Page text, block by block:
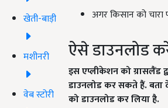
खेती-बाड़ी
मशीनरी
वेब स्टोरी
अगर किसान को
ऐसे डाउनलोड
इस एप्लीकेशन को ग्रासलैंड
डाउनलोड कर सकते हैं.
को डाउनलोड कर लिया है.